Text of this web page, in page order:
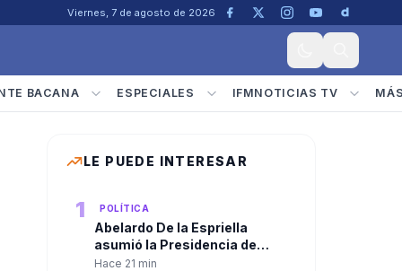
Viernes, 7 de agosto de 2026
BACANA ESPECIALES IFMNOTICIAS TV
LE PUEDE INTERESAR
1 POLÍTICA
Abelardo De la Espriella
asumió la Presidencia de
Colombia y José Manuel
Hace 21 min